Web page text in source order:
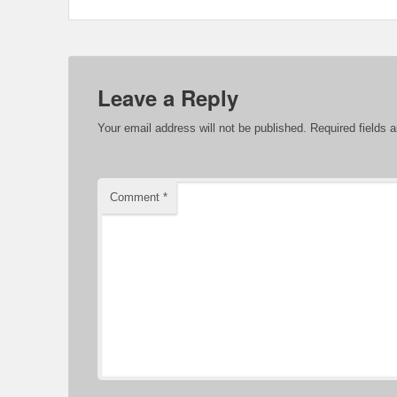
Leave a Reply
Your email address will not be published. Required fields
Comment *